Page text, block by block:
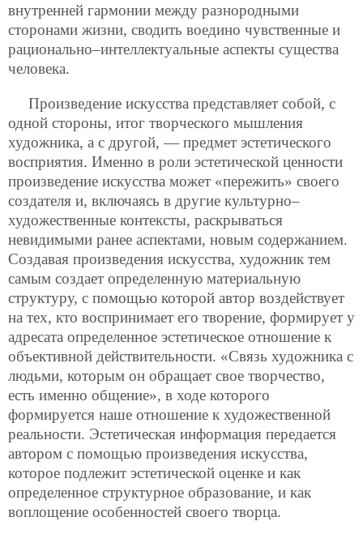
внутренней гармонии между разнородными
сторонами жизни, сводить воедино чувственные и
рационально–интеллектуальные аспекты существа
человека.
Произведение искусства представляет собой, с
одной стороны, итог творческого мышления
художника, а с другой, — предмет эстетического
восприятия. Именно в роли эстетической ценности
произведение искусства может «пережить» своего
создателя и, включаясь в другие культурно–
художественные контексты, раскрываться
невидимыми ранее аспектами, новым содержанием.
Создавая произведения искусства, художник тем
самым создает определенную материальную
структуру, с помощью которой автор воздействует
на тех, кто воспринимает его творение, формирует у
адресата определенное эстетическое отношение к
объективной действительности. «Связь художника с
людьми, которым он обращает свое творчество,
есть именно общение», в ходе которого
формируется наше отношение к художественной
реальности. Эстетическая информация передается
автором с помощью произведения искусства,
которое подлежит эстетической оценке и как
определенное структурное образование, и как
воплощение особенностей своего творца.